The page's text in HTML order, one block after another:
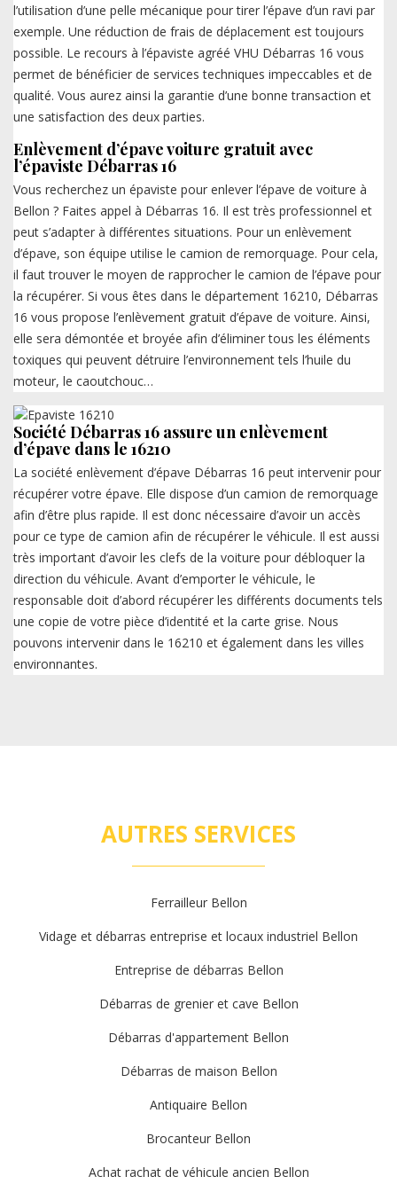
l’utilisation d’une pelle mécanique pour tirer l’épave d’un ravi par
exemple. Une réduction de frais de déplacement est toujours
possible. Le recours à l’épaviste agréé VHU Débarras 16 vous
permet de bénéficier de services techniques impeccables et de
qualité. Vous aurez ainsi la garantie d’une bonne transaction et
une satisfaction des deux parties.
Enlèvement d’épave voiture gratuit avec
l’épaviste Débarras 16
Vous recherchez un épaviste pour enlever l’épave de voiture à
Bellon ? Faites appel à Débarras 16. Il est très professionnel et
peut s’adapter à différentes situations. Pour un enlèvement
d’épave, son équipe utilise le camion de remorquage. Pour cela,
il faut trouver le moyen de rapprocher le camion de l’épave pour
la récupérer. Si vous êtes dans le département 16210, Débarras
16 vous propose l’enlèvement gratuit d’épave de voiture. Ainsi,
elle sera démontée et broyée afin d’éliminer tous les éléments
toxiques qui peuvent détruire l’environnement tels l’huile du
moteur, le caoutchouc…
Société Débarras 16 assure un enlèvement
d’épave dans le 16210
La société enlèvement d’épave Débarras 16 peut intervenir pour
récupérer votre épave. Elle dispose d’un camion de remorquage
afin d’être plus rapide. Il est donc nécessaire d’avoir un accès
pour ce type de camion afin de récupérer le véhicule. Il est aussi
très important d’avoir les clefs de la voiture pour débloquer la
direction du véhicule. Avant d’emporter le véhicule, le
responsable doit d’abord récupérer les différents documents tels
une copie de votre pièce d’identité et la carte grise. Nous
pouvons intervenir dans le 16210 et également dans les villes
environnantes.
AUTRES SERVICES
Ferrailleur Bellon
Vidage et débarras entreprise et locaux industriel Bellon
Entreprise de débarras Bellon
Débarras de grenier et cave Bellon
Débarras d'appartement Bellon
Débarras de maison Bellon
Antiquaire Bellon
Brocanteur Bellon
Achat rachat de véhicule ancien Bellon